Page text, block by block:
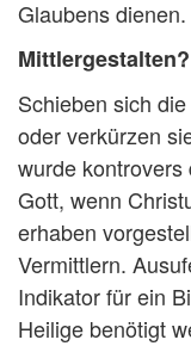
Glaubens dienen.
Mittlergestalten?
Schieben sich
oder verkürzen
wurde
Gott, wenn
erhaben
Vermittlern.
Indikator für ein
Heilige benötigt